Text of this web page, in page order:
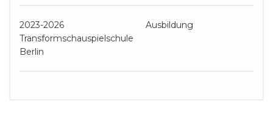
2023-2026
Ausbildung
Transformschauspielschule
Berlin